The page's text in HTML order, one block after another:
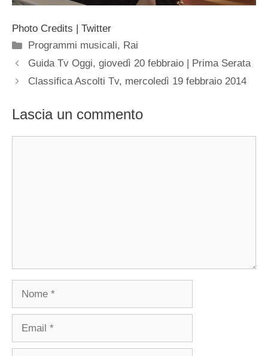
Photo Credits | Twitter
Categorie
Programmi musicali, Rai
Guida Tv Oggi, giovedì 20 febbraio | Prima Serata
Classifica Ascolti Tv, mercoledì 19 febbraio 2014
Lascia un commento
Nome
Email